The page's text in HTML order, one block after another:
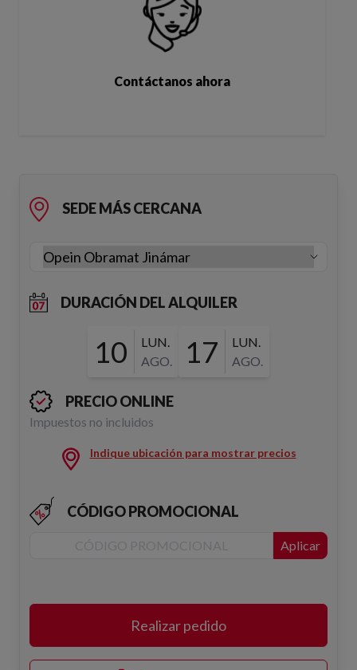
Contáctanos ahora
SEDE MÁS CERCANA
DURACIÓN DEL ALQUILER
10
LUN.
AGO.
17
LUN.
AGO.
PRECIO ONLINE
Impuestos no incluidos
Indique ubicación para mostrar precios
CÓDIGO PROMOCIONAL
Aplicar
Realizar pedido